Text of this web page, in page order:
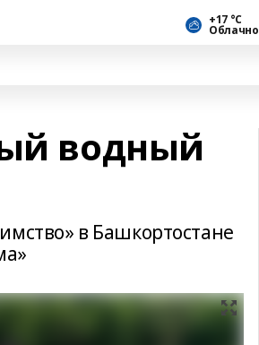
+17 °С
Облачно
водный
в Башкортостане